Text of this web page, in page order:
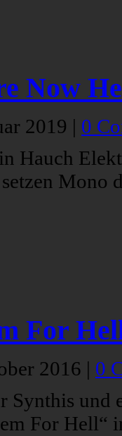
Now
2019 | 0
Hauch
Mono
For
2016 | 0
Synthis
For Hell“